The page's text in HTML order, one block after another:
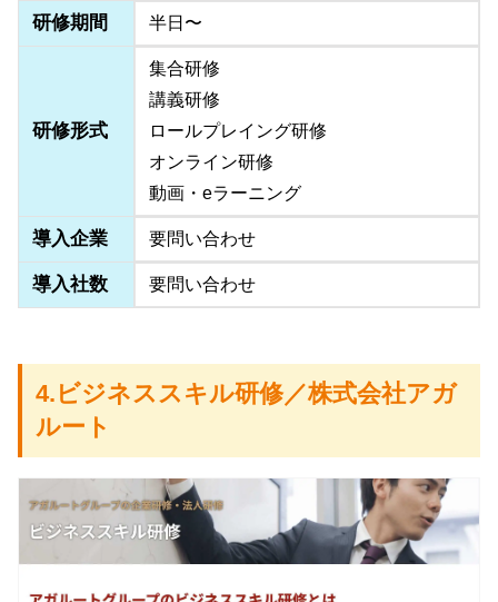
研修期間 半日〜
研修形式
集合研修
講義研修
ロールプレイング研修
オンライン研修
動画・eラーニング
導入企業 要問い合わせ
導入社数 要問い合わせ
4.ビジネススキル研修／株式会社アガ
ルート